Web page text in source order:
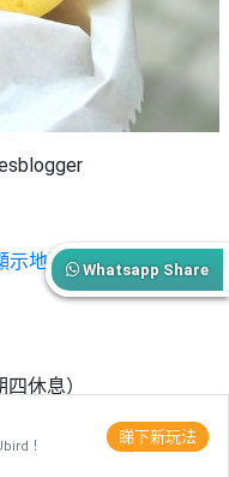
Whatsapp Share
！
睇下新玩法
示地圖）
休息）